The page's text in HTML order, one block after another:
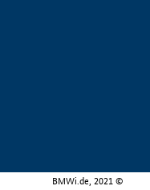
BMWi.de, 2021 ©